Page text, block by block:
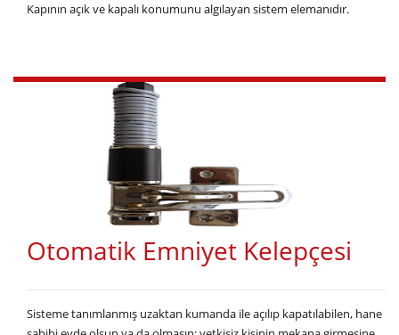
Kapının açık ve kapalı konumunu algılayan sistem elemanıdır.
Otomatik Emniyet Kelepçesi
Sisteme tanımlanmış uzaktan kumanda ile açılıp kapatılabilen, hane